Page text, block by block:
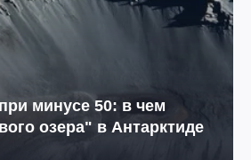
минусе 50: в чем
озера" в Антарктиде